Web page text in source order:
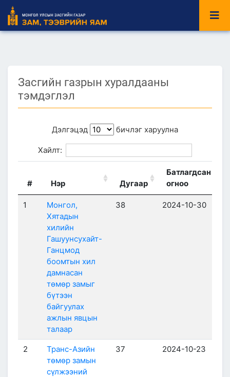
Засгийн газрын хуралдааны
тэмдэглэл
Дэлгэцэд бичлэг харуулна
Хайлт:
# Нэр Дугаар
Батлагдсан
огноо
1
Монгол,
Хятадын
хилийн
Гашуунсухайт-
Ганцмод
боомтын хил
дамнасан
төмөр замыг
бүтээн
байгуулах
ажлын явцын
талаар
38 2024-10-30
2
Транс-Азийн
төмөр замын
сүлжээний
37 2024-10-23